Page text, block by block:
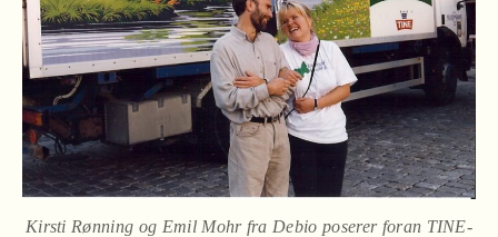
Kirsti Rønning og Emil Mohr fra Debio poserer foran TINE-